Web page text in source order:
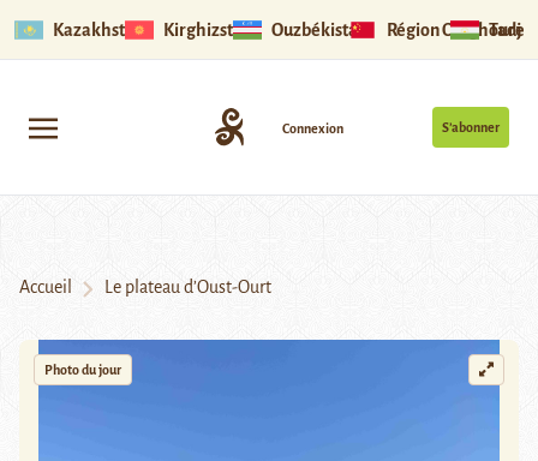
Kazakhstan Kirghizstan Ouzbékistan Région Ouïghoure
S’abonner
Connexion
Accueil Le plateau d’Oust-Ourt
Photo du jour